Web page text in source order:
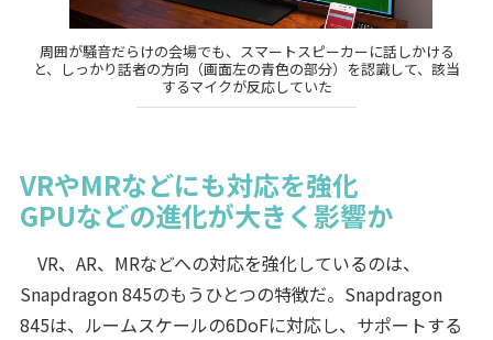
周囲が騒音だらけの会場でも、スマートスピーカーに話しかける
と、しっかり話者の方向（画面左の青色の部分）を認識して、該当
するマイクが反応していた
VRやMRなどにも対応を強化
GPUなどの進化が大きく影響か
VR、AR、MRなどへの対応を強化しているのは、
Snapdragon 845のもうひとつの特徴だ。Snapdragon
845は、ルームスケールの6DoFに対応し、サポートする